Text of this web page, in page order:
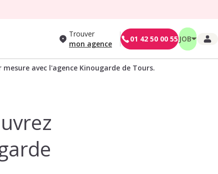
Trouver
mon agence
01 42 50 00 55 JOB
avec l'agence Kinougarde de Tours.